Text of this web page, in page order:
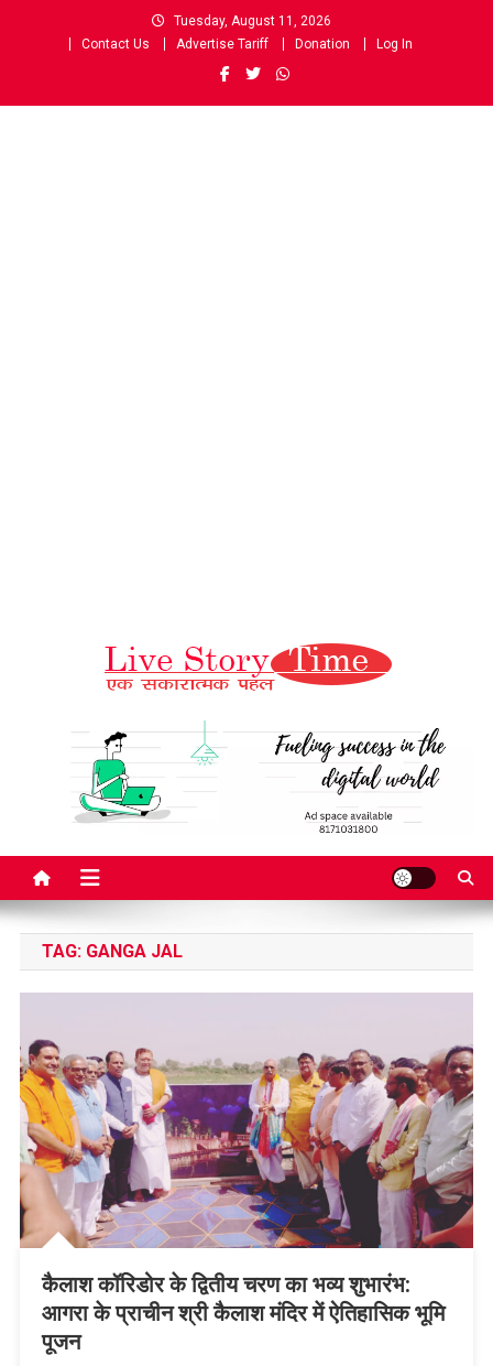
Tuesday, August 11, 2026
Contact Us
Advertise Tariff Donation Log In
Live Story Time
TAG: GANGA JAL
कैलाश कॉरिडोर के द्वितीय चरण का भव्य शुभारंभ:
आगरा के प्राचीन श्री कैलाश मंदिर में ऐतिहासिक भूमि
पूजन